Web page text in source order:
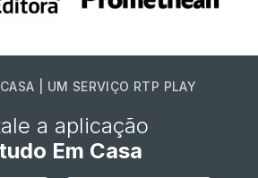
| UM SERVIÇO RTP PLAY
a aplicação
Em Casa